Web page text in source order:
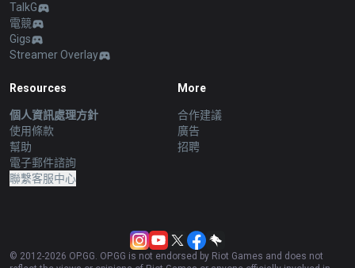
TalkG
電競
Gigs
Streamer Overlay
Resources
個人資訊處理方針
使用條款
幫助
電子郵件諮詢
聯繫客服中心
More
合作建議
廣告
招聘
© 2012-2026 OP.GG. OP.GG is not endorsed by Riot Games and does not